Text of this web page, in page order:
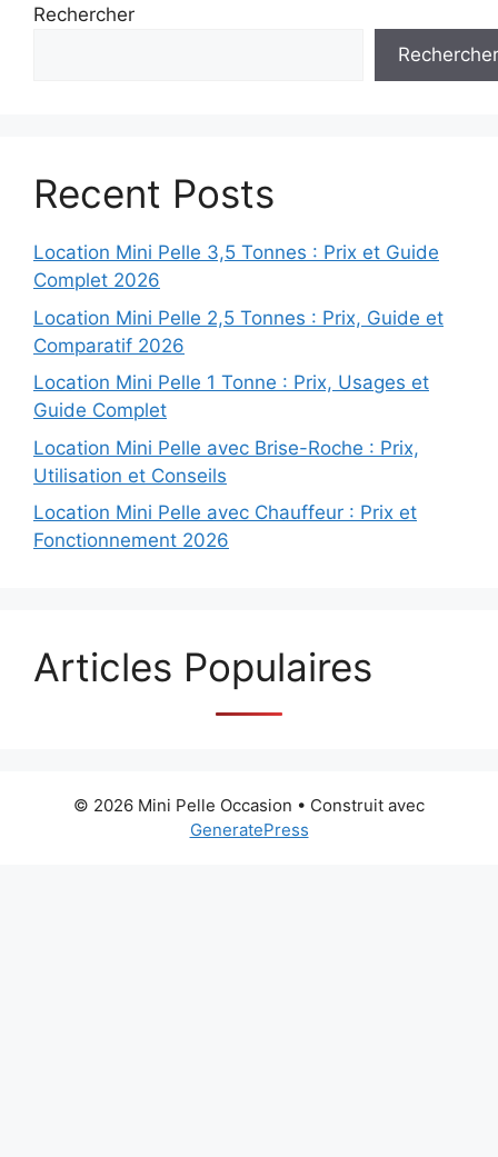
Rechercher
Rechercher
Recent Posts
Location Mini Pelle 3,5 Tonnes : Prix et Guide
Complet 2026
Location Mini Pelle 2,5 Tonnes : Prix, Guide et
Comparatif 2026
Location Mini Pelle 1 Tonne : Prix, Usages et
Guide Complet
Location Mini Pelle avec Brise-Roche : Prix,
Utilisation et Conseils
Location Mini Pelle avec Chauffeur : Prix et
Fonctionnement 2026
Articles Populaires
© 2026 Mini Pelle Occasion • Construit avec
GeneratePress